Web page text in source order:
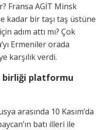
Fransa AGİT Minsk
kadar bir taşı taş üstüne
adım attı mı? Çok
Ermeniler orada
karşılık verdi.
birliği platformu
arasında 10 Kasım’da
batı illeri ile